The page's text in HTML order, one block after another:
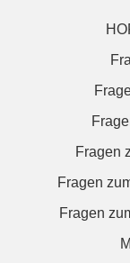
Fragen
Fragen
Fragen